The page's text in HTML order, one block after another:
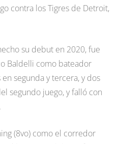
contra los Tigres de Detroit,
su debut en 2020, fue
Baldelli como bateador
segunda y tercera, y dos
segundo juego, y falló con
(8vo) como el corredor